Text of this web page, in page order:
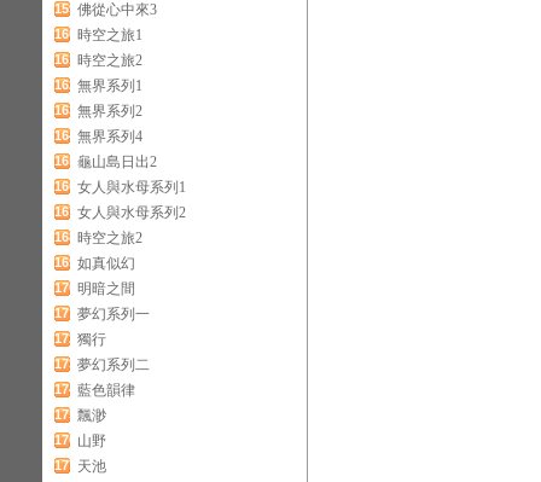
159 佛從心中來3
160 時空之旅1
161 時空之旅2
162 無界系列1
163 無界系列2
164 無界系列4
165 龜山島日出2
166 女人與水母系列1
167 女人與水母系列2
168 時空之旅2
169 如真似幻
170 明暗之間
171 夢幻系列一
172 獨行
173 夢幻系列二
174 藍色韻律
175 飄渺
176 山野
177 天池